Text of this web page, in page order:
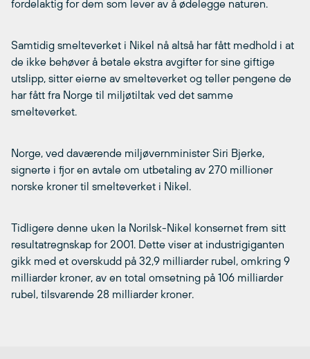
fordelaktig for dem som lever av å ødelegge naturen.
Samtidig smelteverket i Nikel nå altså har fått medhold i at
de ikke behøver å betale ekstra avgifter for sine giftige
utslipp, sitter eierne av smelteverket og teller pengene de
har fått fra Norge til miljøtiltak ved det samme
smelteverket.
Norge, ved daværende miljøvernminister Siri Bjerke,
signerte i fjor en avtale om utbetaling av 270 millioner
norske kroner til smelteverket i Nikel.
Tidligere denne uken la Norilsk-Nikel konsernet frem sitt
resultatregnskap for 2001. Dette viser at industrigiganten
gikk med et overskudd på 32,9 milliarder rubel, omkring 9
milliarder kroner, av en total omsetning på 106 milliarder
rubel, tilsvarende 28 milliarder kroner.